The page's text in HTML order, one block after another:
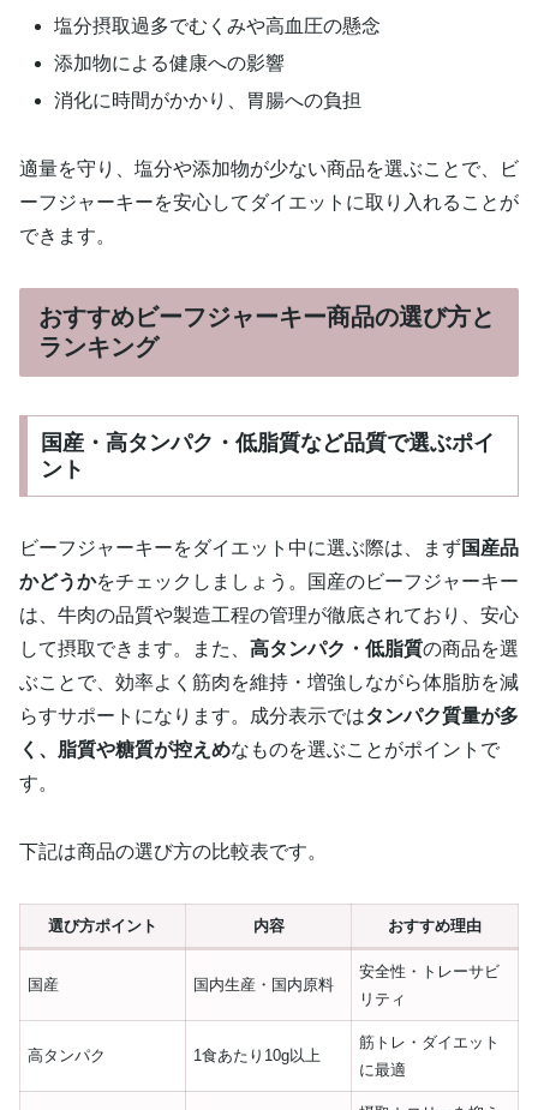
塩分摂取過多でむくみや高血圧の懸念
添加物による健康への影響
消化に時間がかかり、胃腸への負担
適量を守り、塩分や添加物が少ない商品を選ぶことで、ビ
ーフジャーキーを安心してダイエットに取り入れることが
できます。
おすすめビーフジャーキー商品の選び方と
ランキング
国産・高タンパク・低脂質など品質で選ぶポイ
ント
ビーフジャーキーをダイエット中に選ぶ際は、まず国産品
かどうかをチェックしましょう。国産のビーフジャーキー
は、牛肉の品質や製造工程の管理が徹底されており、安心
して摂取できます。また、 高タンパク・低脂質の商品を選
ぶことで、効率よく筋肉を維持・増強しながら体脂肪を減
らすサポートになります。成分表示ではタンパク質量が多
く、脂質や糖質が控えめなものを選ぶことがポイントで
す。
下記は商品の選び方の比較表です。
選び方ポイント 内容 おすすめ理由
国産 国内生産・国内原料
安全性・トレーサビ
リティ
高タンパク 1食あたり10g以上
筋トレ・ダイエット
に最適